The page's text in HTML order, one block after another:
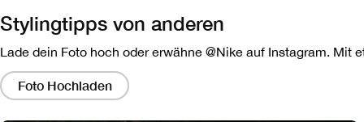
Stylingtipps von anderen
Lade dein Foto hoch oder erwähne @Nike auf Instagram. Mit
Foto Hochladen
Wenn
Sie
auf